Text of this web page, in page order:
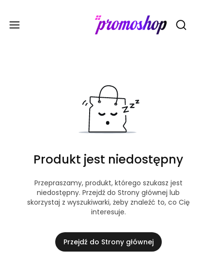
Otwórz
Produkt jest niedostępny
Przepraszamy, produkt, którego szukasz jest
niedostępny. Przejdź do Strony głównej lub
skorzystaj z wyszukiwarki, żeby znaleźć to, co Cię
interesuje.
Przejdź do Strony głównej